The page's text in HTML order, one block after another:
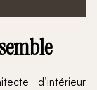
d’intérieur